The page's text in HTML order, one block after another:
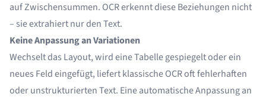
auf Zwischensummen. OCR erkennt diese Beziehungen nicht
– sie extrahiert nur den Text.
Keine Anpassung an Variationen
Wechselt das Layout, wird eine Tabelle gespiegelt oder ein
neues Feld eingefügt, liefert klassische OCR oft fehlerhaften
oder unstrukturierten Text. Eine automatische Anpassung an